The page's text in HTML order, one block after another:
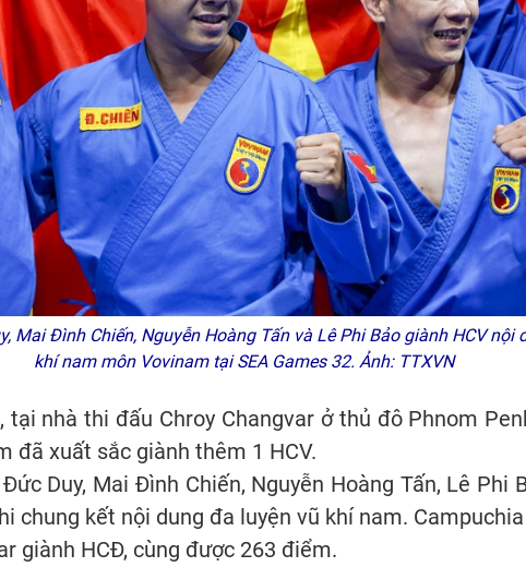
Mai Đình Chiến, Nguyễn Hoàng Tấn và Lê Phi Bảo giành HCV nội
khí nam môn Vovinam tại SEA Games 32. Ảnh: TTXVN
tại nhà thi đấu Chroy Changvar ở thủ đô Phnom
đã xuất sắc giành thêm 1 HCV.
Duy, Mai Đình Chiến, Nguyễn Hoàng Tấn, Lê Phi
chung kết nội dung đa luyện vũ khí nam.
giành HCĐ, cùng được 263 điểm.